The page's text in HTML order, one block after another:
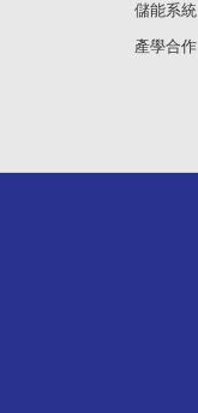
儲能系統
產學合作